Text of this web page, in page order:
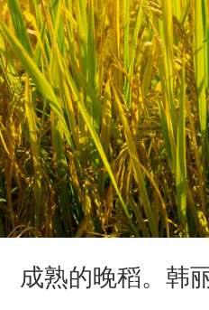
成熟的晚稻。韩